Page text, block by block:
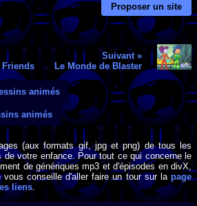
Proposer un site
Friends
Suivant »
Le Monde de Blaster
animés
animés
(aux formats gif, jpg et png) de tous les
votre enfance. Pour tout ce qui concerne le
de génériques mp3 et d'épisodes en divX,
conseille d'aller faire un tour sur la page
liens.